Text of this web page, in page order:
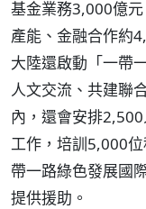
基金業務3,000億
產能、金融合作約
大陸還啟動「一帶
人文交流、共建聯
內，還會安排
工作，培訓5,000
帶一路綠色發展國
提供援助。